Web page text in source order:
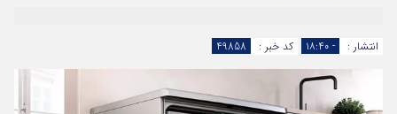
انتشار : - ۱۸:۴۰ کد خبر : 49858